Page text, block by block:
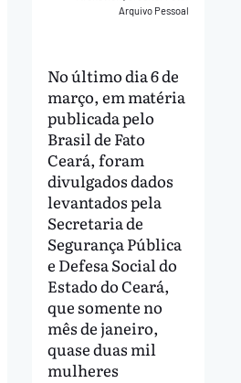
Arquivo Pessoal
No último dia 6 de
março, em matéria
publicada pelo
Brasil de Fato
Ceará, foram
divulgados dados
levantados pela
Secretaria de
Segurança Pública
e Defesa Social do
Estado do Ceará,
que somente no
mês de janeiro,
quase duas mil
mulheres